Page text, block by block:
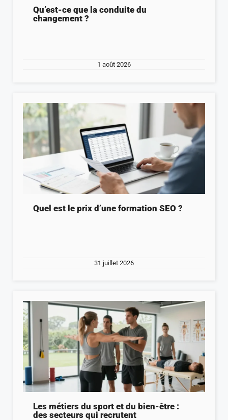
Qu’est-ce que la conduite du
changement ?
1 août 2026
Quel est le prix d’une formation SEO ?
31 juillet 2026
Les métiers du sport et du bien-être :
des secteurs qui recrutent